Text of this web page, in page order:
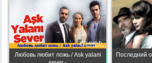
Любовь любит ложь / Ask yalani
Последний